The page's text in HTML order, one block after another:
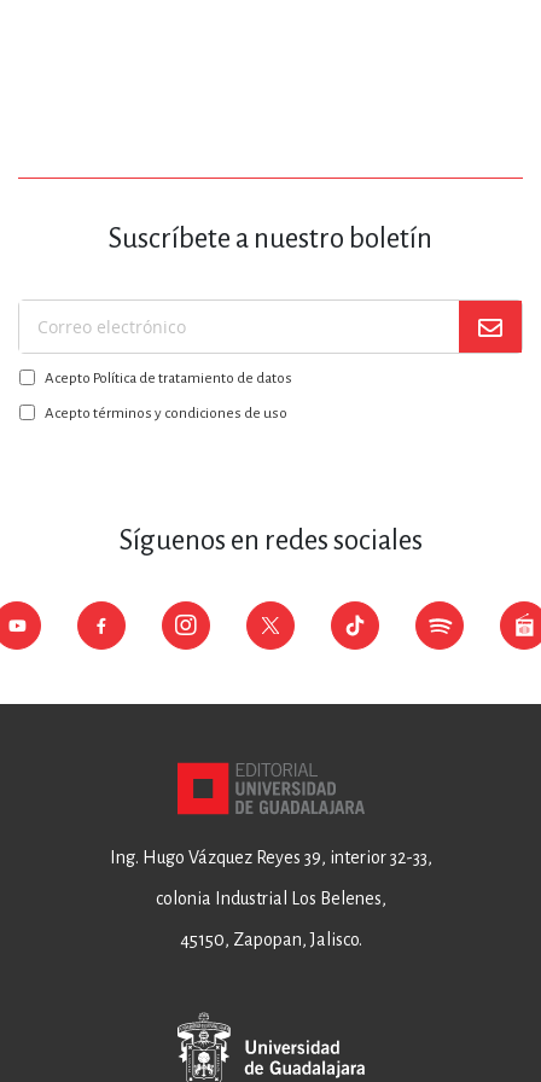
Suscríbete a nuestro boletín
Suscríbase
a
nuestro
boletín:
Acepto Política de tratamiento de datos
Acepto términos y condiciones de uso
Síguenos en redes sociales
Ing. Hugo Vázquez Reyes 39, interior 32-33,
colonia Industrial Los Belenes,
45150, Zapopan, Jalisco.